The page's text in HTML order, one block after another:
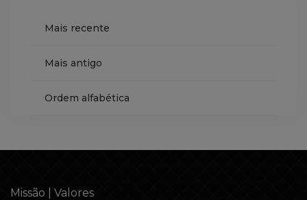
Mais recente
Mais antigo
Ordem alfabética
Missão | Valores